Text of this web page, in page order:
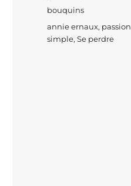
leCatégories
bouquins
Étiquettes
annie ernaux, passion
simple,Se perdre